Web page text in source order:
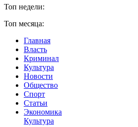
Топ недели:
Топ месяца:
Главная
Власть
Криминал
Культура
Новости
Общество
Спорт
Статьи
Экономика
Культура